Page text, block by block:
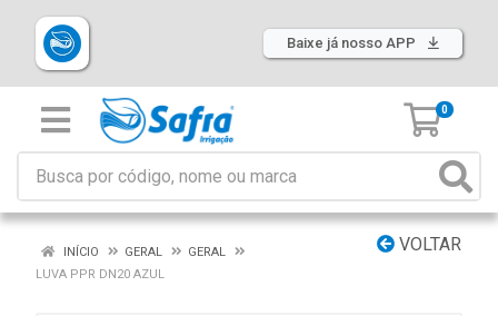
Baixe já nosso APP
0
VOLTAR
INÍCIO GERAL
GERAL
LUVA PPR DN20 AZUL